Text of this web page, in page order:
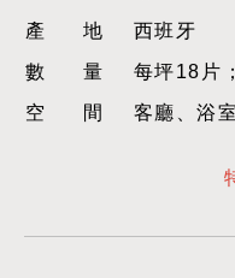
產地西班牙
數量每坪18片
空間客廳、浴